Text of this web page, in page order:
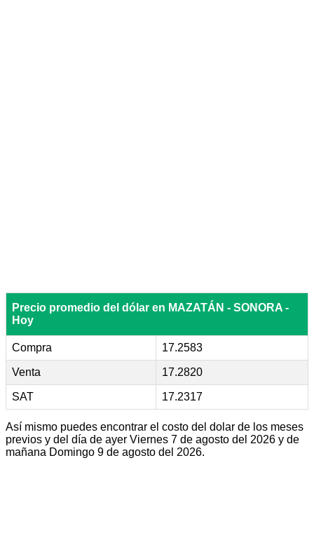
Precio promedio del dólar en MAZATÁN - SONORA -
Hoy
Compra 17.2583
Venta 17.2820
SAT 17.2317
Así mismo puedes encontrar el costo del dolar de los meses
previos y del día de ayer Viernes 7 de agosto del 2026 y de
mañana Domingo 9 de agosto del 2026.